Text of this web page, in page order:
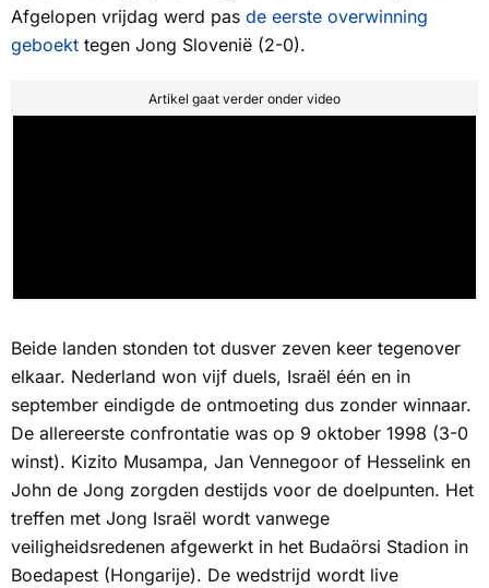
Afgelopen vrijdag werd pas de eerste overwinning
geboekt tegen Jong Slovenië (2-0).
Artikel gaat verder onder video
Beide landen stonden tot dusver zeven keer tegenover
elkaar. Nederland won vijf duels, Israël één en in
september eindigde de ontmoeting dus zonder winnaar.
De allereerste confrontatie was op 9 oktober 1998 (3-0
winst). Kizito Musampa, Jan Vennegoor of Hesselink en
John de Jong zorgden destijds voor de doelpunten. Het
treffen met Jong Israël wordt vanwege
veiligheidsredenen afgewerkt in het Budaörsi Stadion in
Boedapest (Hongarije). De wedstrijd wordt live